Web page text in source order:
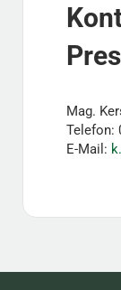
Mag.
Telefon:
E-Mail: